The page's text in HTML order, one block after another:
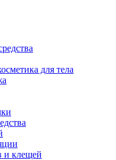
для тела
и клещей